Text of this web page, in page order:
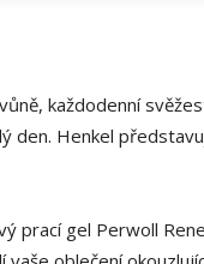
každodenní
den. Henkel
prací gel Perwoll